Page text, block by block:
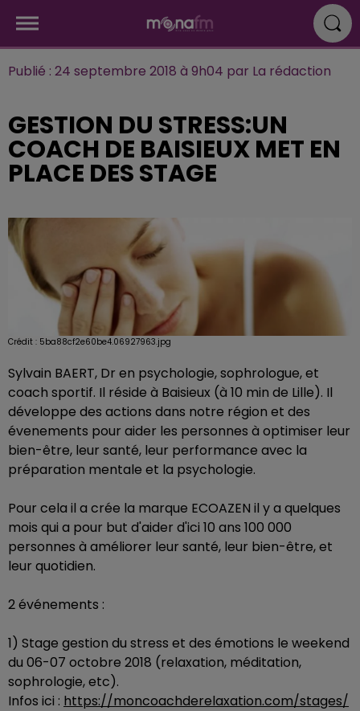
Publié : 24 septembre 2018 à 9h04 par La rédaction
GESTION DU STRESS:UN
COACH DE BAISIEUX MET EN
PLACE DES STAGE
Crédit : 5ba88cf2e60be4.06927963.jpg
Sylvain BAERT, Dr en psychologie, sophrologue, et
coach sportif. Il réside à Baisieux (à 10 min de Lille). Il
développe des actions dans notre région et des
évenements pour aider les personnes à optimiser leur
bien-être, leur santé, leur performance avec la
préparation mentale et la psychologie.
Pour cela il a crée la marque ECOAZEN il y a quelques
mois qui a pour but d'aider d'ici 10 ans 100 000
personnes à améliorer leur santé, leur bien-être, et
leur quotidien.
2 événements :
1) Stage gestion du stress et des émotions le weekend
du 06-07 octobre 2018 (relaxation, méditation,
sophrologie, etc).
Infos ici : https://moncoachderelaxation.com/stages/